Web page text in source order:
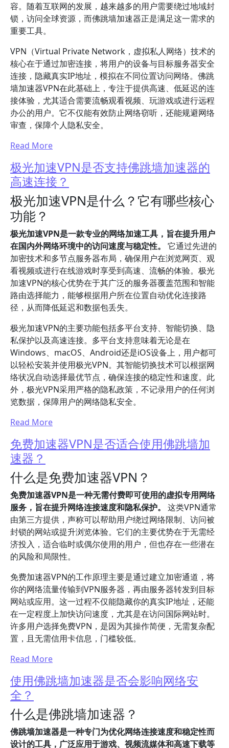
容。随着互联网的发展，越来越多的用户需要绕过地域封
锁，访问全球资源，而佛跳墙加速器正是满足这一需求的
重要工具。
VPN（Virtual Private Network，虚拟私人网络）技术的
核心在于通过加密连接，将用户的设备与目标服务器安全
连接，隐藏真实IP地址，模拟在不同位置访问网络。佛跳
墙加速器VPN在此基础上，专注于提供高速、低延迟的连
接体验，尤其适合需要流畅观看视频、玩游戏或进行远程
办公的用户。它不仅能有效防止网络窃听，还能规避网络
审查，保障个人隐私安全。
Read More
极光加速VPN是否支持佛跳墙加速器的
高速连接？
极光加速VPN是什么？它有哪些核心
功能？
极光加速VPN是一款专业的网络加速工具，旨在提升用户
在国内外网络环境中的访问速度与稳定性。
它通过先进的
加密技术和多节点服务器布局，确保用户在浏览网页、观
看视频或进行在线游戏时享受到高速、流畅的体验。极光
加速VPN的核心优势在于其广泛的服务器覆盖范围和智能
路由选择能力，能够根据用户所在位置自动优化连接路
径，从而降低延迟和数据包丢失。
极光加速VPN的主要功能包括多平台支持、智能切换、隐
私保护以及高速连接。多平台支持意味着无论是在
Windows、macOS、Android还是iOS设备上，用户都可
以轻松安装并使用极光VPN。其智能切换技术可以根据网
络状况自动选择最优节点，确保连接的稳定性和速度。此
外，极光VPN采用严格的隐私政策，不记录用户的任何浏
览数据，保障用户的网络隐私安全。
Read More
免费加速器VPN是否适合使用佛跳墙加
速器？
什么是免费加速器VPN？
免费加速器VPN是一种无需付费即可使用的虚拟专用网络
服务，旨在提升网络连接速度和隐私保护。
这类VPN通常
由第三方提供，声称可以帮助用户绕过网络限制、访问被
封锁的网站或提升浏览体验。它们的主要优势在于无需经
济投入，适合临时或偶尔使用的用户，但也存在一些潜在
的风险和局限性。
免费加速器VPN的工作原理主要是通过建立加密通道，将
你的网络流量传输到VPN服务器，再由服务器转发到目标
网站或应用。这一过程不仅能隐藏你的真实IP地址，还能
在一定程度上加快访问速度，尤其是在访问国际网站时。
许多用户选择免费VPN，是因为其操作简便，无需复杂配
置，且无需信用卡信息，门槛较低。
Read More
使用佛跳墙加速器是否会影响网络安
全？
什么是佛跳墙加速器？
佛跳墙加速器是一种专门为优化网络连接速度和稳定性而
设计的工具，广泛应用于游戏、视频流媒体和高速下载等